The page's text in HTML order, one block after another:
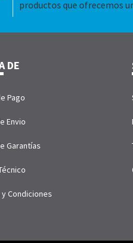
productos que ofrecemos
DE
Pago
Envio
Garantías
Condiciones